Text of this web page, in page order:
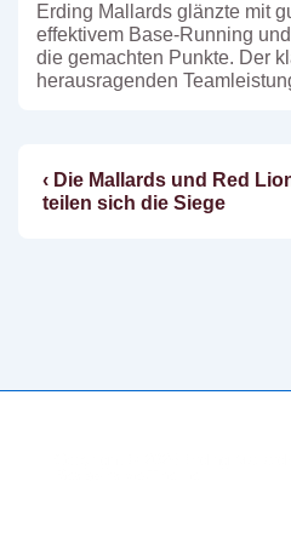
Erding Mallards glänzte mit
effektivem Base-Running
die gemachten Punkte. Der
herausragenden
Vorheriger
Beitrag
‹ Die Mallards und Red
teilen sich die Siege